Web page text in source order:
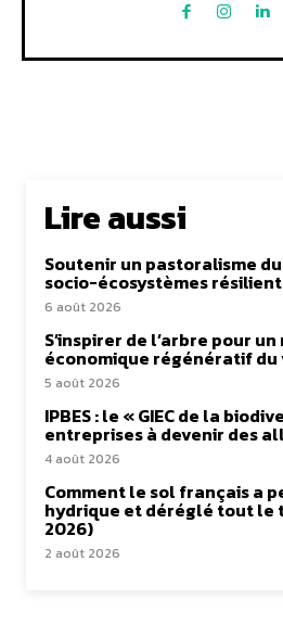
Lire aussi
Soutenir un pastoralisme
socio-écosystèmes
6 août 2026
S’inspirer de l’arbre pour
économique régénératif du
5 août 2026
IPBES : le « GIEC de la
entreprises à devenir des
4 août 2026
Comment le sol français a
hydrique et déréglé tout
2026)
2 août 2026